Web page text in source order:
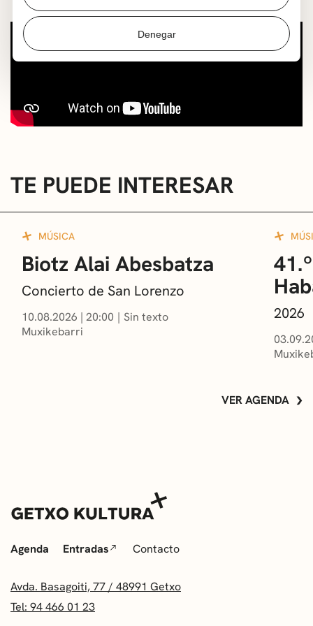
Denegar
TE PUEDE INTERESAR
MÚSICA
Biotz Alai Abesbatza
Concierto de San Lorenzo
10.08.2026 | 20:00
Sin texto
Muxikebarri
2026
VER AGENDA
Agenda Entradas Contacto
Avda. Basagoiti, 77 / 48991 Getxo
Tel: 94 466 01 23